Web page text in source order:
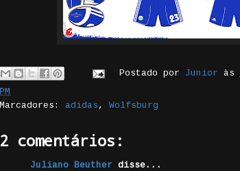
Postado por Junior às
PM
Marcadores: adidas , Wolfsburg
2 comentários:
Juliano Beuther disse...